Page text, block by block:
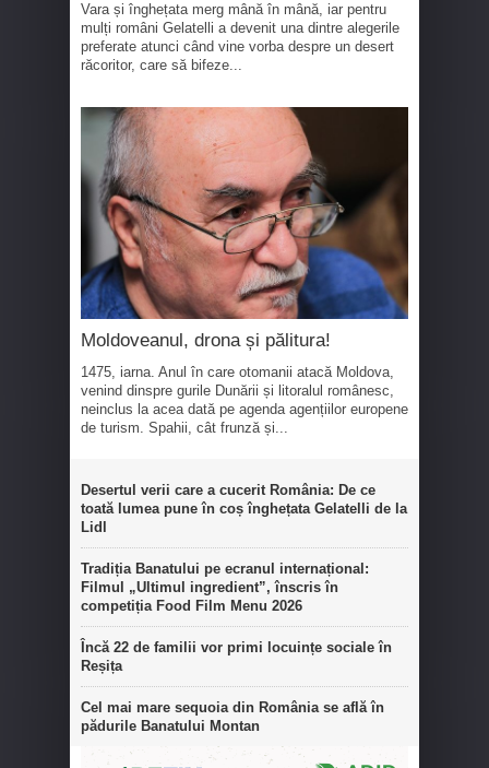
Vara și înghețata merg mână în mână, iar pentru
mulți români Gelatelli a devenit una dintre alegerile
preferate atunci când vine vorba despre un desert
răcoritor, care să bifeze...
Moldoveanul, drona și pălitura!
1475, iarna. Anul în care otomanii atacă Moldova,
venind dinspre gurile Dunării și litoralul românesc,
neinclus la acea dată pe agenda agențiilor europene
de turism. Spahii, cât frunză și...
Desertul verii care a cucerit România: De ce
toată lumea pune în coș înghețata Gelatelli de la
Lidl
Tradiția Banatului pe ecranul internațional:
Filmul „Ultimul ingredient”, înscris în
competiția Food Film Menu 2026
Încă 22 de familii vor primi locuințe sociale în
Reșița
Cel mai mare sequoia din România se află în
pădurile Banatului Montan